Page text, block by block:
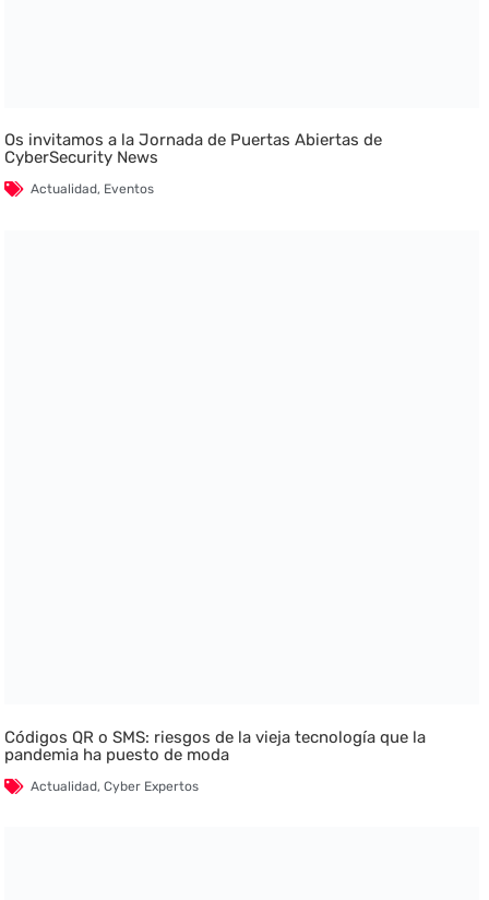
Os invitamos a la Jornada de Puertas Abiertas de
CyberSecurity News
Actualidad, Eventos
Códigos QR o SMS: riesgos de la vieja tecnología que la
pandemia ha puesto de moda
Actualidad,Cyber Expertos